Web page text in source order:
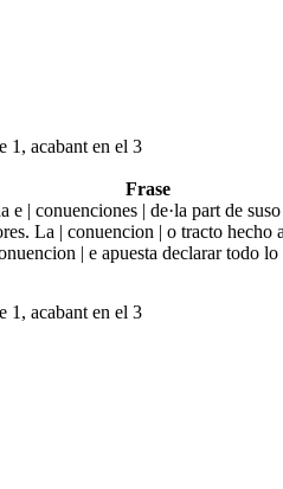
1, acabant en el 3
Frase
e | conuenciones | de·la part de
La | conuencion | o tracto hecho
| e apuesta declarar todo
1, acabant en el 3